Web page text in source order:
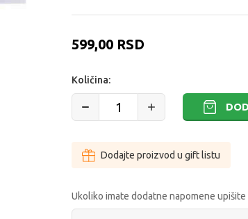
599,00 RSD
Količina:
Dodajte proizvod u gift listu
Ukoliko imate dodatne napomene